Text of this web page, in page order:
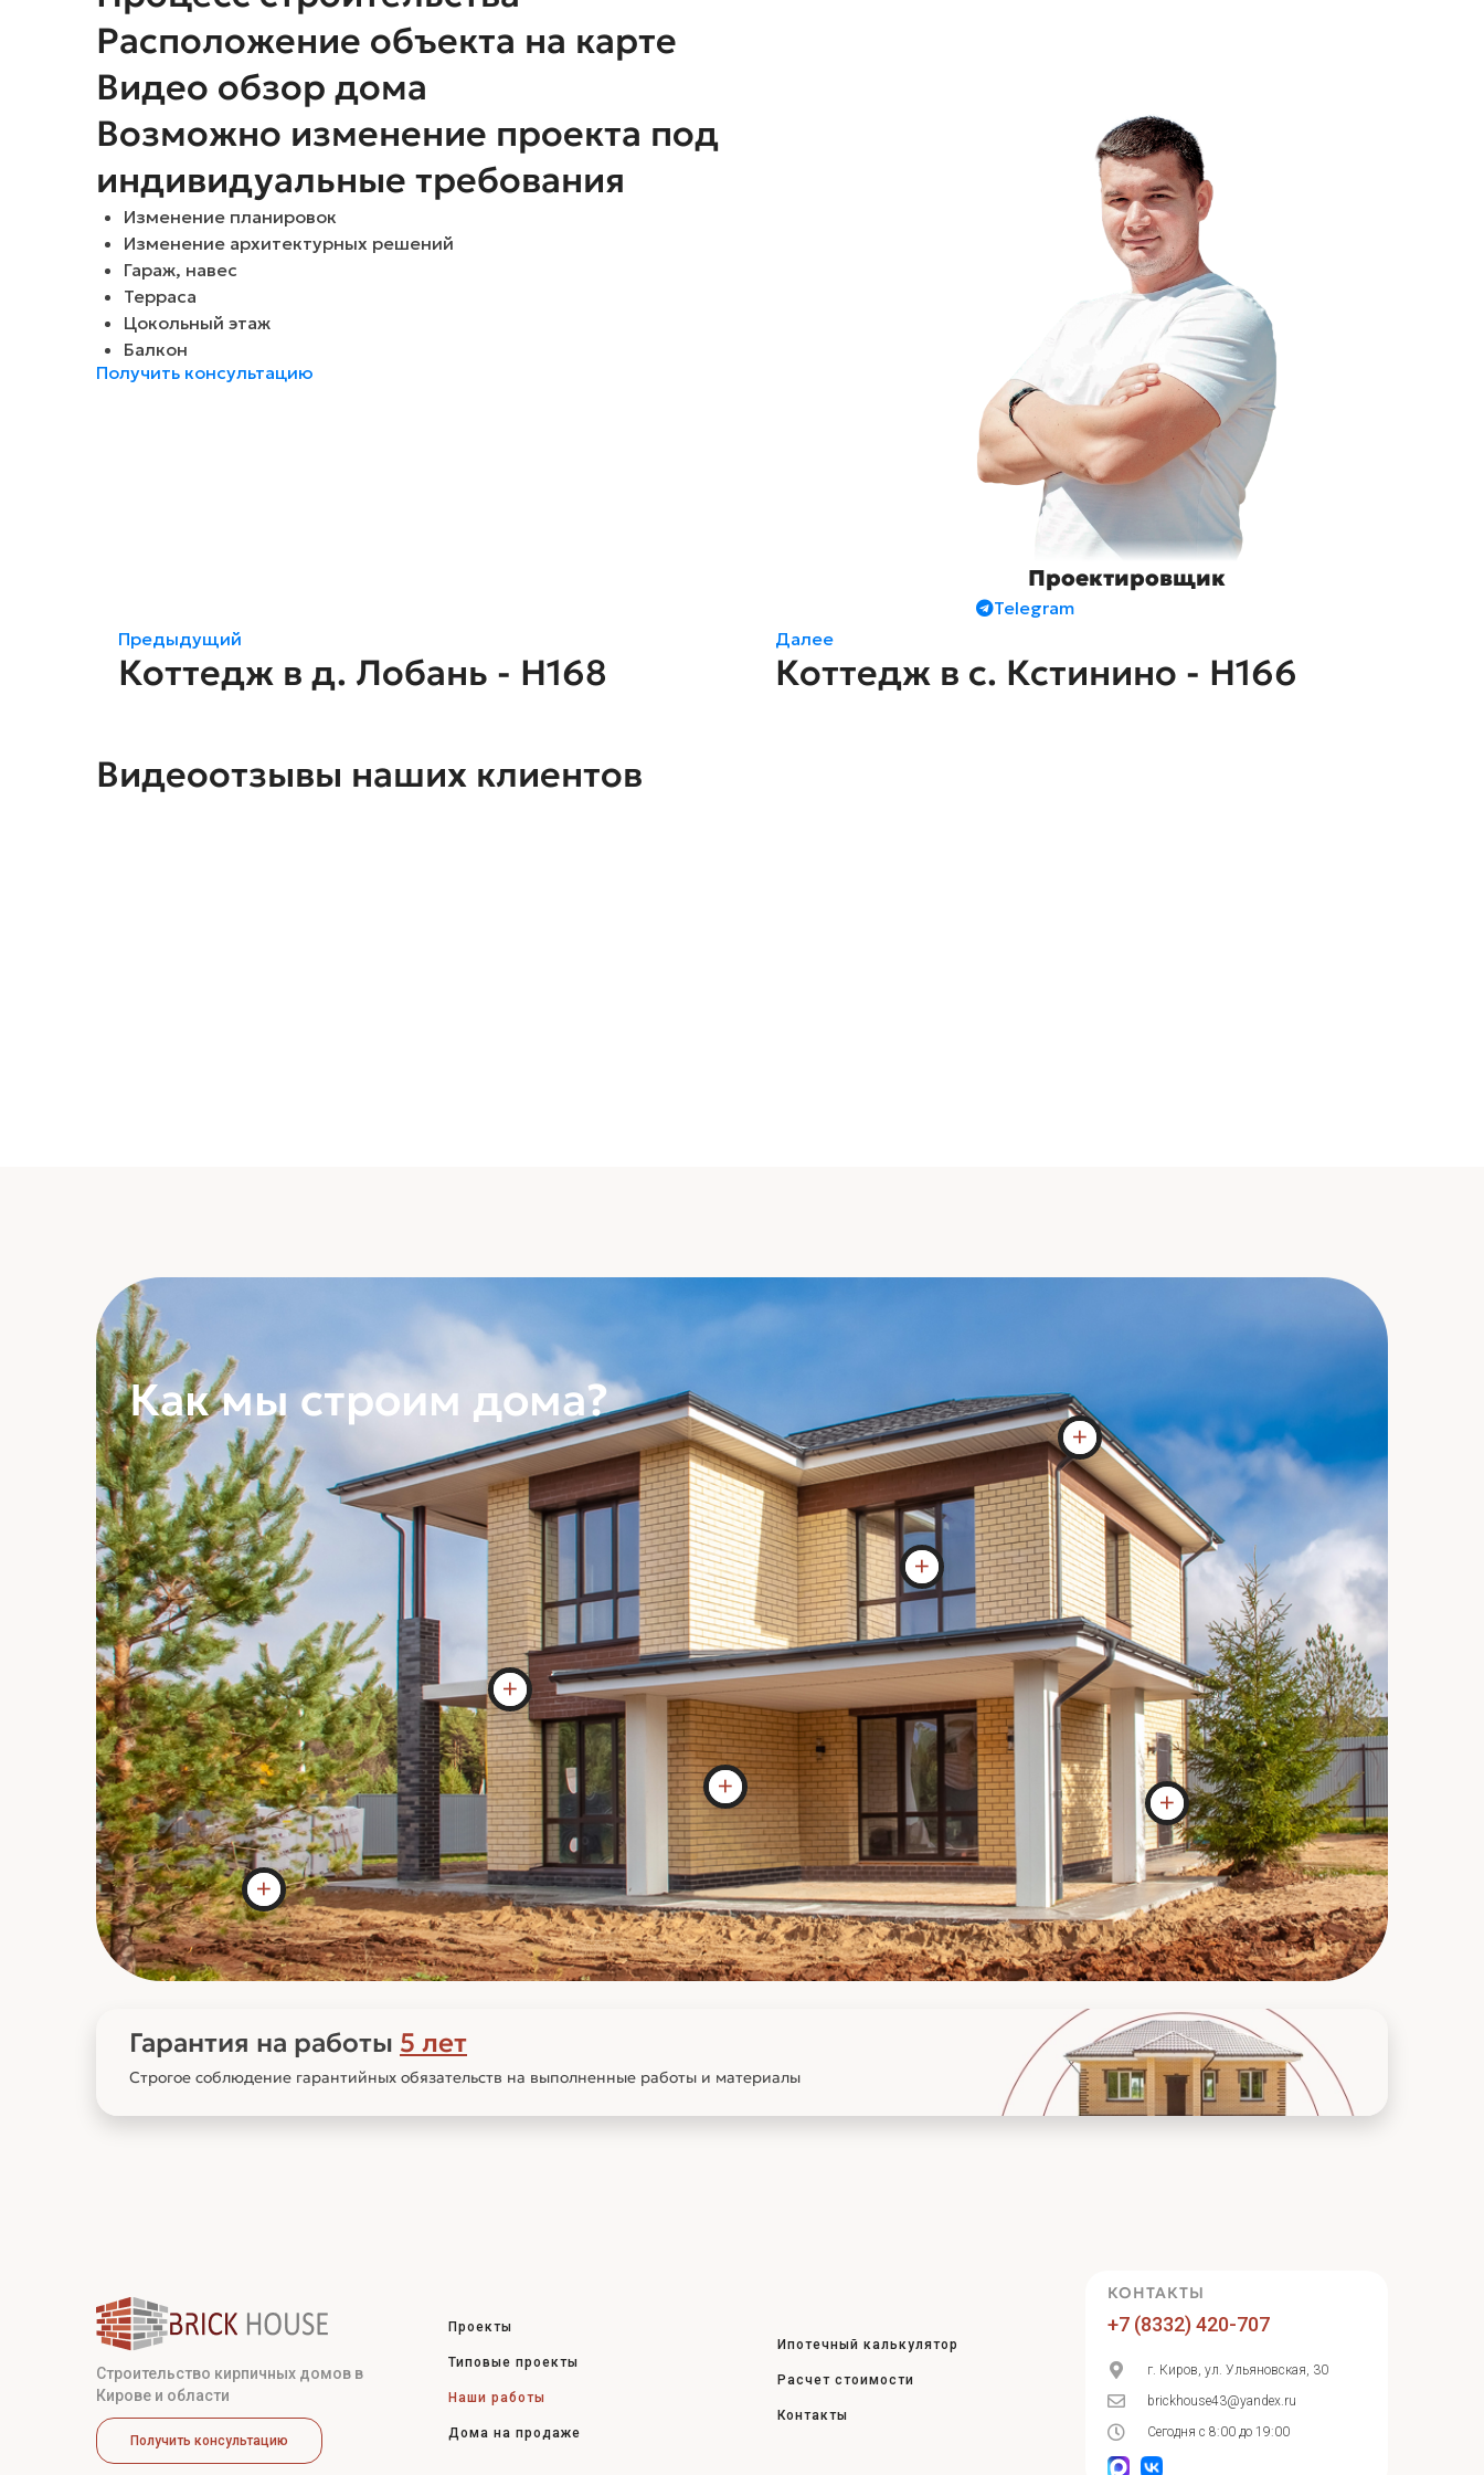
Расположение объекта на карте
Видео обзор дома
Возможно изменение проекта под
индивидуальные требования
Изменение планировок
Изменение архитектурных решений
Гараж, навес
Терраса
Цокольный этаж
Балкон
Получить консультацию
Проектировщик
Telegram
Предыдущий
Коттедж в д. Лобань - H168
Далее
Коттедж в с. Кстинино - H166
Видеоотзывы наших клиентов
Как мы строим дома?
Вынос границ
Вынос границ будущего дома,
производится с применением
высокоточных GPS приемников.
Газоблок 400мм. D500, (керамоблок и
силикатный кирпич с утеплением по
договоренности), облицовка
керамический кирпич.
Окна ELEX 70мм. белый профиль с
тройным стеклопакетом. (дополнительно
можно выбрать цвет профиля и
тонирование стеклопакета)
Плиты ЖБИ
Плиты ЖБИ применяем между этажами
Входная дверь
Дверь на период строительства дома
ставим временную, в бюджете до 10
000руб. Причина - ее часто царапают и
она при сдаче дома в чистовой отделке
теряет внешний вид.
Гарантия на работы 5 лет
Строгое соблюдение гарантийных обязательств на выполненные работы и материалы
Строительство кирпичных домов в
Кирове и области
Получить консультацию
Проекты
Типовые проекты
Наши работы
Дома на продаже
Ипотечный калькулятор
Расчет стоимости
Контакты
КОНТАКТЫ
+7 (8332) 420-707
г. Киров, ул. Ульяновская, 30
brickhouse43@yandex.ru
Сегодня с 8:00 до 19:00